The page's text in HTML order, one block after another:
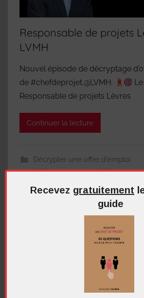
Responsable de projets
LVMH
Nouvel épisode de décryptage
de #chefdeprojet.@LVMH.
Responsable de projets Lèvres
Continuer la lecture
Décrypter une offre d'emploi
Laisser un commentaire
Me contacter
Recevez gratuitement
guide